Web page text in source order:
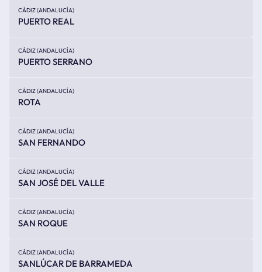
CÁDIZ (ANDALUCÍA)
PUERTO REAL
CÁDIZ (ANDALUCÍA)
PUERTO SERRANO
CÁDIZ (ANDALUCÍA)
ROTA
CÁDIZ (ANDALUCÍA)
SAN FERNANDO
CÁDIZ (ANDALUCÍA)
SAN JOSÉ DEL VALLE
CÁDIZ (ANDALUCÍA)
SAN ROQUE
CÁDIZ (ANDALUCÍA)
SANLÚCAR DE BARRAMEDA